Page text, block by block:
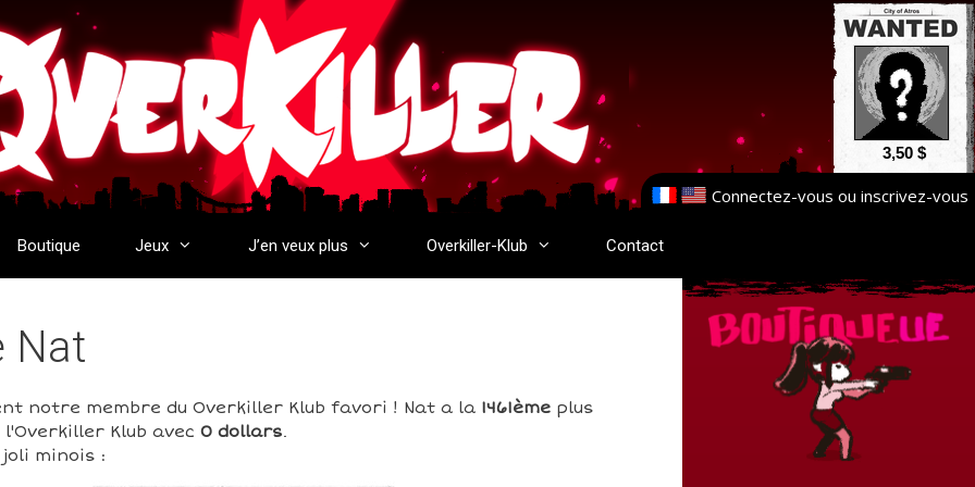
3,50 $
Connectez-vous ou inscrivez-vous
Boutique Jeux J’en veux plus Overkiller-Klub Contact
Nat
notre membre du Overkiller Klub favori ! Nat a la 1461èmeplus
Klub avec 0 dollars.
minois :